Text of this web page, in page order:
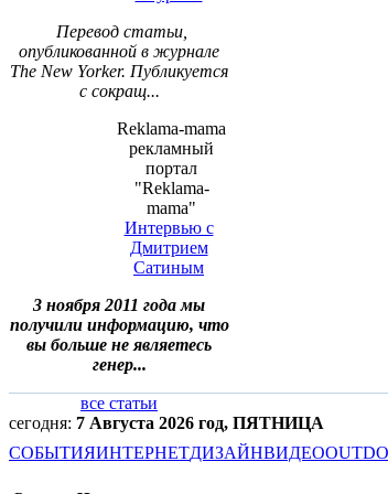
Перевод статьи,
опубликованной в журнале
The New Yorker. Публикуется
с сокращ...
Reklama-mama
рекламный
портал
"Reklama-
mama"
Интервью с
Дмитрием
Сатиным
3 ноября 2011 года мы
получили информацию, что
вы больше не являетесь
генер...
все статьи
сегодня: 7 Августа 2026 год, ПЯТНИЦА
СОБЫТИЯИНТЕРНЕТДИЗАЙНВИДЕО